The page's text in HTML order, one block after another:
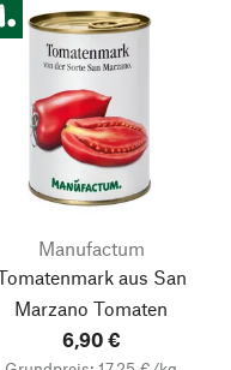
Manufactum
aus San
Marzano Tomaten
6,90 €